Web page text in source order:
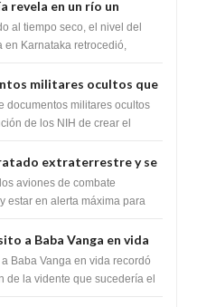
revela en un río un
de miles de Shiva
al tiempo seco, el nivel del
Karnataka retrocedió,
militares ocultos que
de los NIH de crear el
la investigación de
documentos militares ocultos
de los NIH de crear el
extraterrestre y se
el misterioso satélite
aviones de combate
estar en alerta máxima para
a Baba Vanga en vida
predicción de la vidente
Baba Vanga en vida recordó
de la vidente que sucedería el